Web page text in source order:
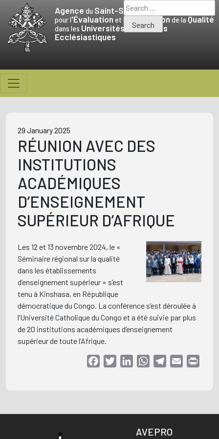
content
Agence du Saint-Siège
pour l'Évaluation et la Promotionde la Qualité
dans les Universités etFacultés
Ecclésiastiques
Search
for:
29 January 2025
RÉUNION AVEC DES
INSTITUTIONS
ACADÉMIQUES
D’ENSEIGNEMENT
SUPÉRIEUR D’AFRIQUE
Les 12 et 13 novembre 2024, le «
Séminaire régional sur la qualité
dans les établissements
d’enseignement supérieur » s’est
tenu à Kinshasa, en République
démocratique du Congo. La conférence s’est déroulée à
l’Université Catholique du Congo et a été suivie par plus
de 20 institutions académiques d’enseignement
supérieur de toute l’Afrique.
FacebookTwitterLinkedInWhatsAppTelegram
Email
AVEPRO